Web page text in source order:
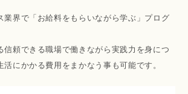
業界で「お給料をもらいながら学ぶ」プログ
信頼できる職場で働きながら実践力を身につ
にかかる費用をまかなう事も可能です。